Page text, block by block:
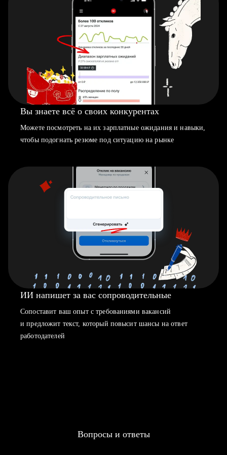
Вы знаете всё о своих конкурентах
Можете посмотреть на их зарплатные ожидания и навыки,
чтобы подогнать резюме под ситуацию на рынке
ИИ напишет за вас сопроводительные
Сопоставит ваш опыт с требованиями вакансий
и предложит текст, который повысит шансы на ответ
работодателей
Вопросы и ответы